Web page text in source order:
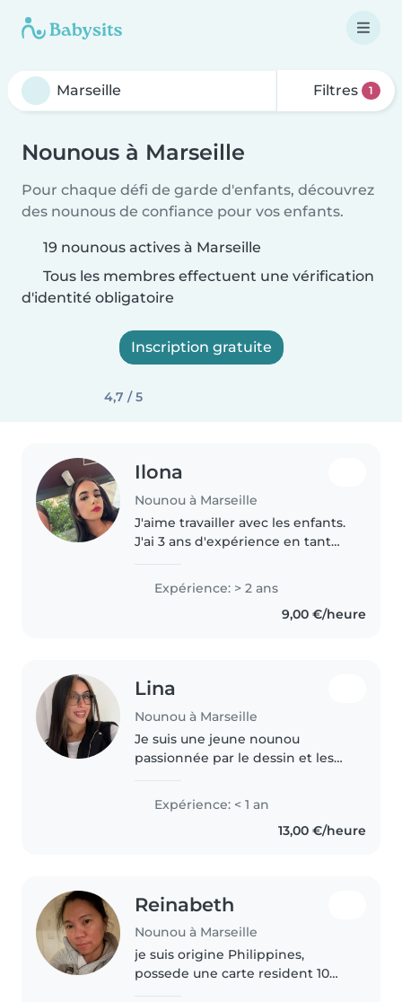
Filtres 1
Nounous à Marseille
Pour chaque défi de garde d'enfants, découvrez
des nounous de confiance pour vos enfants.
19 nounous actives à Marseille
Tous les membres effectuent une vérification
d'identité obligatoire
Inscription gratuite
4,7 / 5
Ilona
Nounou à Marseille
J'aime travailler avec les enfants.
J'ai 3 ans d'expérience en tant
avec des bébés et des tout-petit
J'attends impatiemment de
m'occuper de vos enfants!..
Expérience: > 2 ans
9,00 €/heure
Lina
Nounou à Marseille
Je suis une jeune nounou
passionnée par le dessin et les
aide soignante et j'aime cuisiner.
Je me ferai un plaisir de..
Expérience: < 1 an
13,00 €/heure
Reinabeth
Nounou à Marseille
je suis origine Philippines,
possede une carte resident 10